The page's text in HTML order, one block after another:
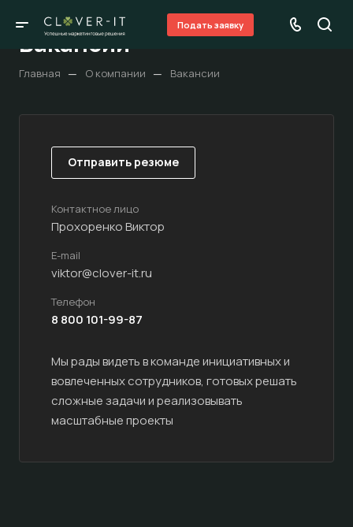
Подать заявку
Вакансии
Главная — О компании — Вакансии
Отправить резюме
Контактное лицо
Прохоренко Виктор
E-mail
viktor@clover-it.ru
Телефон
8 800 101-99-87
Мы рады видеть в команде инициативных и
вовлеченных сотрудников, готовых решать
сложные задачи и реализовывать
масштабные проекты